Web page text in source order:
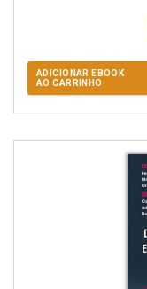
ADICIONAR EBOOK
AO CARRINHO